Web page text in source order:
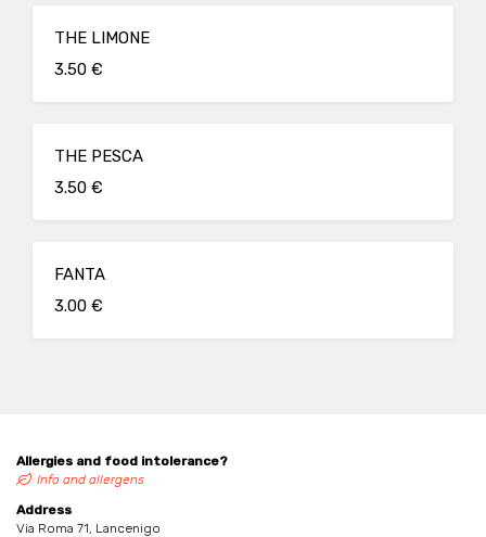
THE LIMONE
3.50 €
THE PESCA
3.50 €
FANTA
3.00 €
Allergies and food intolerance?
Info and allergens
Address
Via Roma 71, Lancenigo